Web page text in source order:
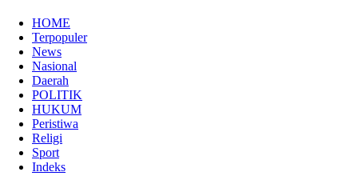
HOME
Terpopuler
News
Nasional
Daerah
POLITIK
HUKUM
Peristiwa
Religi
Sport
Indeks